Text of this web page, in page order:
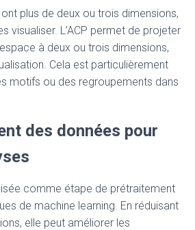
plus de deux ou trois dimensions,
visualiser. L’ACP permet de projeter
à deux ou trois dimensions,
Cela est particulièrement
motifs ou des regroupements dans
des données pour
comme étape de prétraitement
de machine learning. En réduisant
elle peut améliorer les